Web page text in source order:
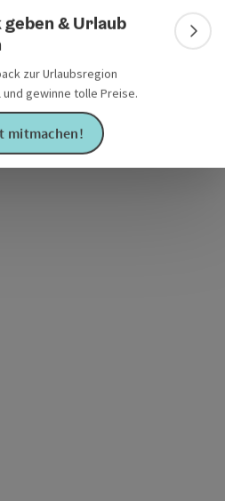
geben & Urlaub
zur Urlaubsregion
gewinne tolle Preise.
mitmachen!
öffnen